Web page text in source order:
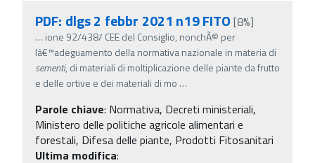
PDF: dlgs 2 febbr 2021 n19 FITO [8%]
… ione 92/438/ CEE del Consiglio, nonchÃ© per
lâ€™adeguamento della normativa nazionale in materia di
sementi, di materiali di moltiplicazione delle piante da frutto
e delle ortive e dei materiali di mo …
Parole chiave: Normativa, Decreti ministeriali,
Ministero delle politiche agricole alimentari e
forestali, Difesa delle piante, Prodotti Fitosanitari
Ultima modifica: